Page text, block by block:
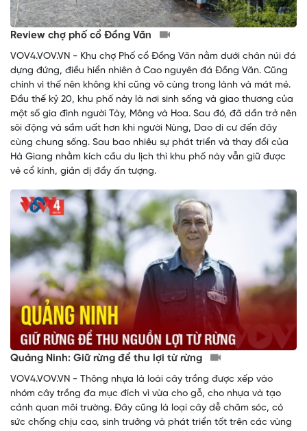
Review chợ phố cổ Đồng Văn
VOV4.VOV.VN - Khu chợ Phố cổ Đồng Văn nằm dưới chân núi đá
dựng đứng, điều hiển nhiên ở Cao nguyên đá Đồng Văn. Cũng
chính vì thế nên không khí cũng vô cùng trong lành và mát mẻ.
Đầu thế kỷ 20, khu phố này là nơi sinh sống và giao thương của
một số gia đình người Tày, Mông và Hoa. Sau đó, đã dần trở nên
sôi động và sầm uất hơn khi người Nùng, Dao di cư đến đây
cùng chung sống. Sau bao nhiêu sự phát triển và thay đổi của
Hà Giang nhằm kích cầu du lịch thì khu phố này vẫn giữ được
vẻ cổ kính, giản dị đầy ấn tượng.
Quảng Ninh: Giữ rừng để thu lợi từ rừng
VOV4.VOV.VN - Thông nhựa là loài cây trồng được xếp vào
nhóm cây trồng đa mục đích vì vừa cho gỗ, cho nhựa và tạo
cảnh quan môi trường. Đây cũng là loại cây dễ chăm sóc, có
sức chống chịu cao, sinh trưởng và phát triển tốt trên các vùng